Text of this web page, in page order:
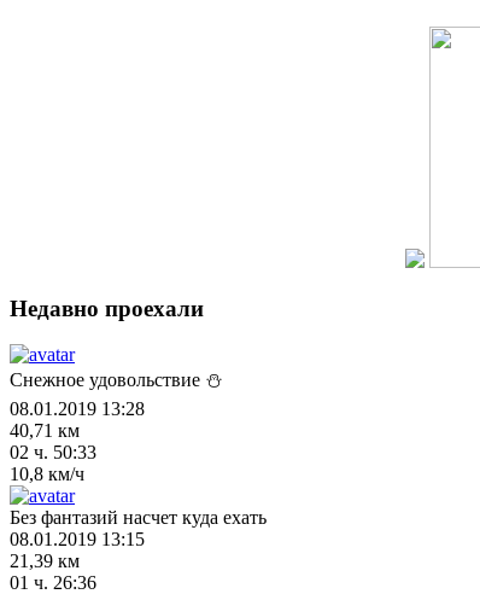
Недавно проехали
Снежное удовольствие ⛄
08.01.2019 13:28
40,71 км
02 ч. 50:33
10,8 км/ч
Без фантазий насчет куда ехать
08.01.2019 13:15
21,39 км
01 ч. 26:36